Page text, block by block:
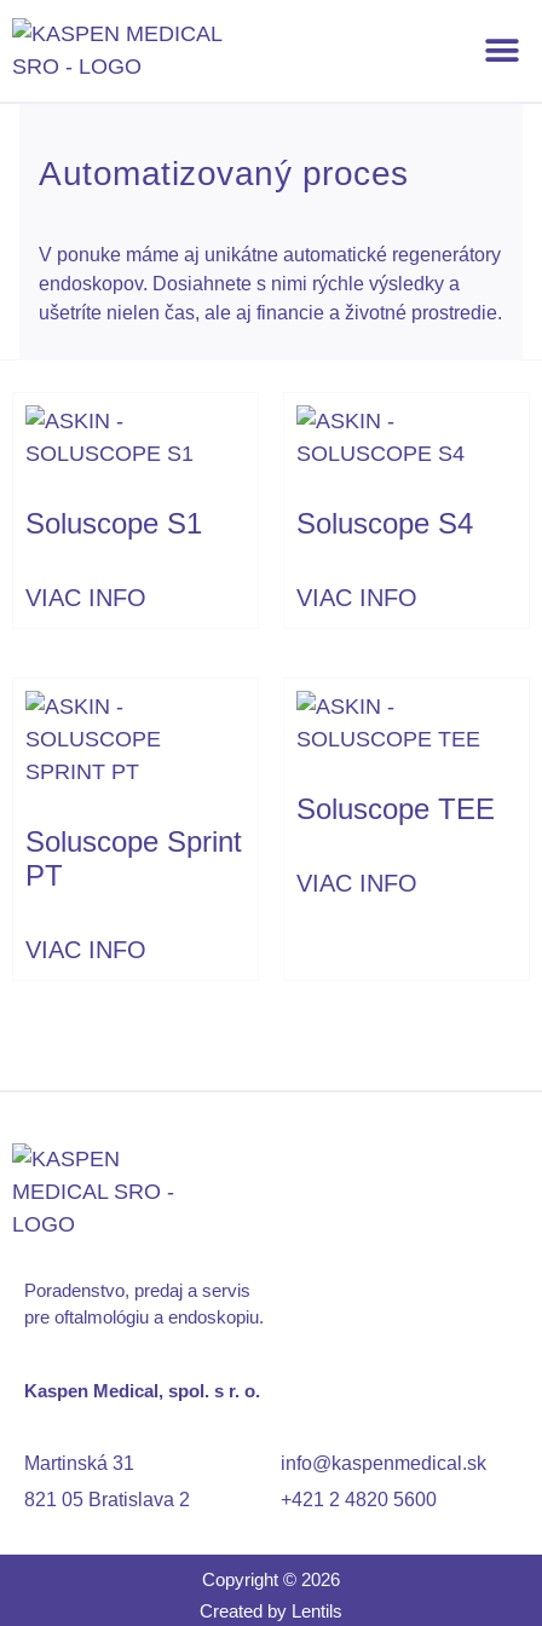
Automatizovaný proces
V ponuke máme aj unikátne automatické regenerátory
endoskopov. Dosiahnete s nimi rýchle výsledky a
ušetríte nielen čas, ale aj financie a životné prostredie.
Soluscope S1
VIAC INFO
Soluscope S4
VIAC INFO
Soluscope Sprint
PT
VIAC INFO
Soluscope TEE
VIAC INFO
Poradenstvo, predaj a servis
pre oftalmológiu a endoskopiu.
Kaspen Medical, spol. s r. o.
Martinská 31
821 05 Bratislava 2
info@kaspenmedical.sk
+421 2 4820 5600
Copyright © 2026
Created by Lentils